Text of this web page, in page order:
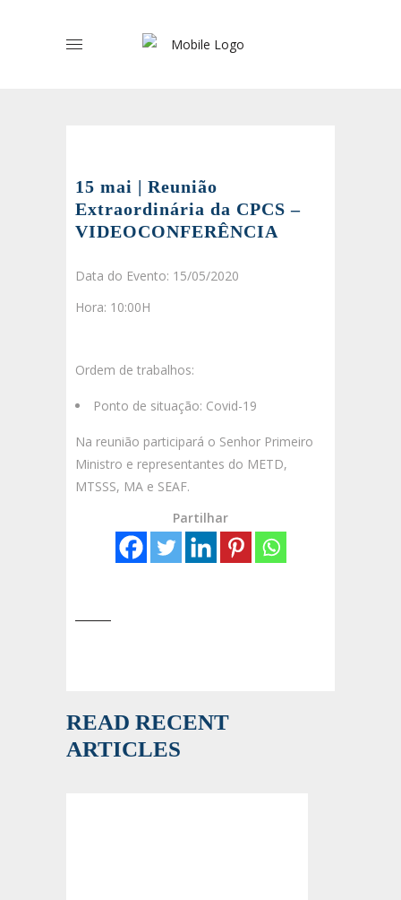
15 mai | Reunião
Extraordinária da CPCS –
VIDEOCONFERÊNCIA
Data do Evento: 15/05/2020
Hora: 10:00H
Ordem de trabalhos:
Ponto de situação: Covid-19
Na reunião participará o Senhor Primeiro
Ministro e representantes do METD,
MTSSS, MA e SEAF.
Partilhar
READ RECENT
ARTICLES